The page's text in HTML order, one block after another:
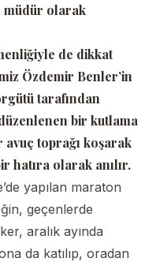
müdür olarak
de dikkat
Özdemir Benler’in
tarafından
bir kutlama
toprağı koşarak
hatıra olarak anılır.
yapılan maraton
geçenlerde
aralık ayında
da katılıp, oradan